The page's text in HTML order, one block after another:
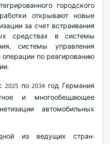
городского
открывают новые
за счет встраивания
средствах в системы
системы управления
по реагированию
по 2034 год Германия
и многообещающее
автомобильных
из ведущих стран-